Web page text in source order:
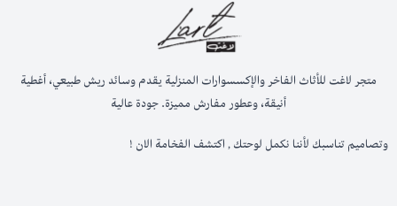
متجر لاغت للأثاث الفاخر والإكسسوارات المنزلية يقدم وسائد ريش طبيعي، أغطية
أنيقة، وعطور مفارش مميزة. جودة عالية
وتصاميم تناسبك لأننا نكمل لوحتك , اكتشف الفخامة الان !